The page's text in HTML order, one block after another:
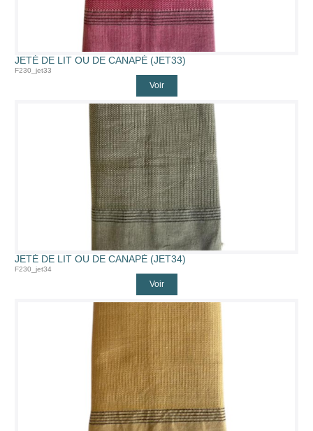
JETÉ DE LIT OU DE CANAPÉ (JET33)
F230_jet33
Voir
JETÉ DE LIT OU DE CANAPÉ (JET34)
F230_jet34
Voir